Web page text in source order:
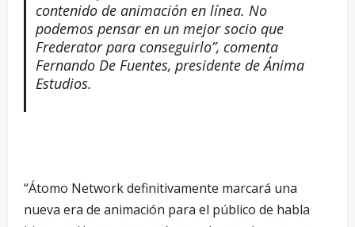
contenido de animación en línea. No
podemos pensar en un mejor socio que
Frederator para conseguirlo”, comenta
Fernando De Fuentes, presidente de Ánima
Estudios.
“Átomo Network definitivamente marcará una
nueva era de animación para el público de habla